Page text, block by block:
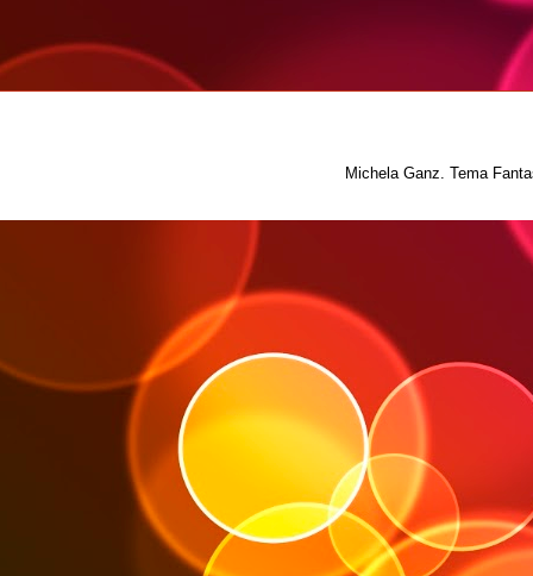
Michela Ganz. Tema